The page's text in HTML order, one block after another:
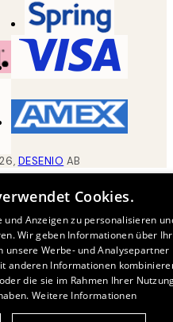
, DESENIO AB
Cookies.
Anzeigen zu personalisieren
Wir geben Informationen über
unsere Werbe- und Analysepartner
anderen Informationen
die sie im Rahmen Ihrer
Weitere Informationen